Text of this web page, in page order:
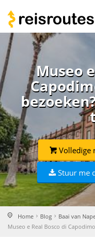
Museo
Volledige
Stuur me
Home Blog
Baai van
Museo e Real Bosco di